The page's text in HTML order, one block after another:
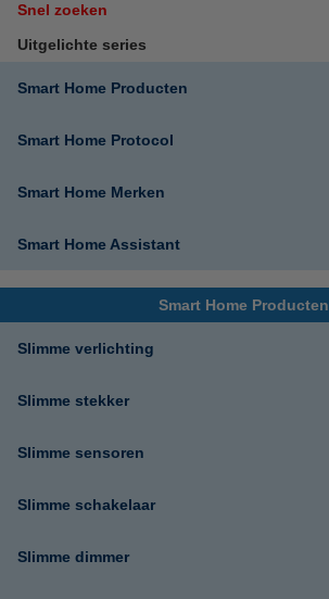
Snel zoeken
Uitgelichte series
Smart Home Producten
Smart Home Protocol
Smart Home Merken
Smart Home Assistant
Smart Home Producten
Slimme verlichting
Slimme stekker
Slimme sensoren
Slimme schakelaar
Slimme dimmer